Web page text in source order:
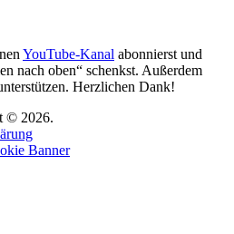
YouTube-Kanal abonnierst und
nach oben“ schenkst. Außerdem
Herzlichen Dank!
© 2026.
Banner